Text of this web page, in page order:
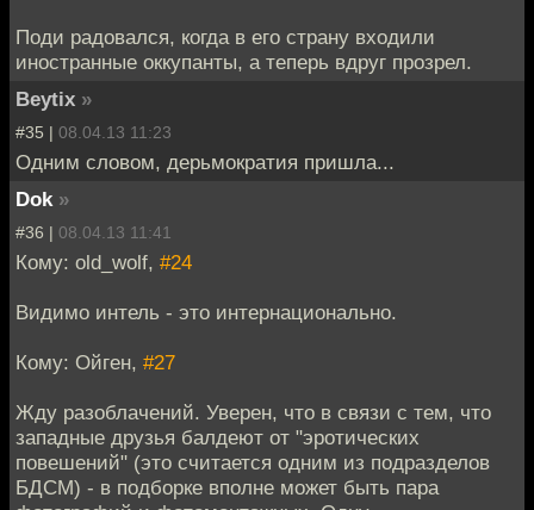
Поди радовался, когда в его страну входили
иностранные оккупанты, а теперь вдруг прозрел.
Beytix »
#35 | 08.04.13 11:23
Одним словом, дерьмократия пришла...
Dok »
#36 | 08.04.13 11:41
Кому: old_wolf, #24
Видимо интель - это интернационально.
Кому: Ойген, #27
Жду разоблачений. Уверен, что в связи с тем, что
западные друзья балдеют от "эротических
повешений" (это считается одним из подразделов
БДСМ) - в подборке вполне может быть пара